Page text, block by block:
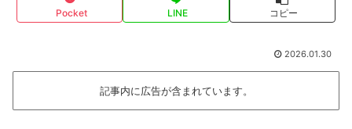
Pocket LINE コピー
2026.01.30
記事内に広告が含まれています。